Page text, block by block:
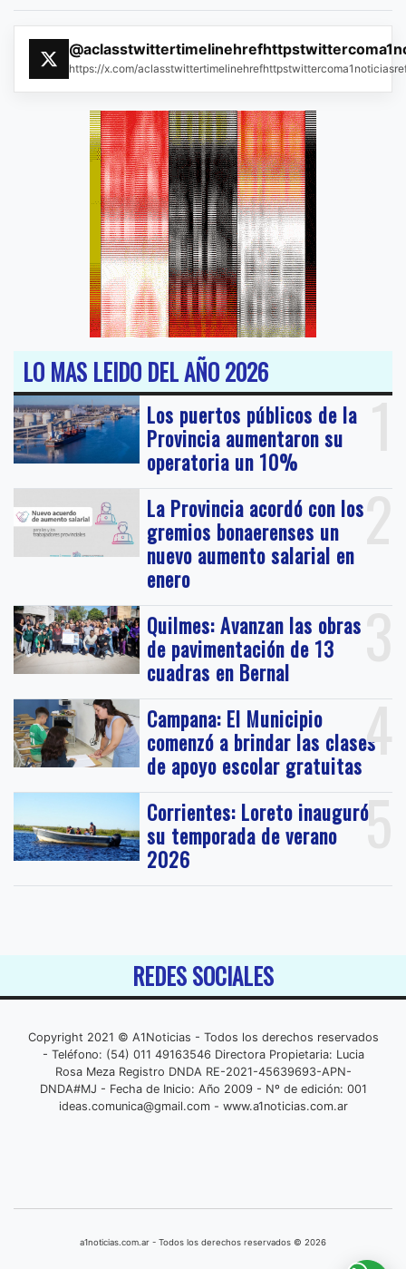
https://x.com/
LO MAS LEIDO DEL AÑO 2026
1
Los puertos públicos de la
Provincia aumentaron su
operatoria un 10%
2
La Provincia acordó con los
gremios bonaerenses un
nuevo aumento salarial en
enero
3
Quilmes: Avanzan las obras
de pavimentación de 13
cuadras en Bernal
4
Campana: El Municipio
comenzó a brindar las clases
de apoyo escolar gratuitas
5
Corrientes: Loreto inauguró
su temporada de verano
2026
REDES SOCIALES
Copyright 2021 © A1Noticias - Todos los derechos reservados
- Teléfono: (54) 011 49163546 Directora Propietaria: Lucia
Rosa Meza Registro DNDA RE-2021-45639693-APN-
DNDA#MJ - Fecha de Inicio: Año 2009 - Nº de edición: 001
ideas.comunica@gmail.com- www.a1noticias.com.ar
a1noticias.com.ar - Todos los derechos reservados © 2026